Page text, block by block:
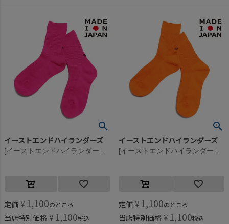
イーストエンドハイランダーズ
定価 ¥ 1,100のところ
当店特別価格 ¥ 1,100税込
イーストエンドハイランダーズ
定価 ¥ 1,100のところ
当店特別価格 ¥ 1,100税込